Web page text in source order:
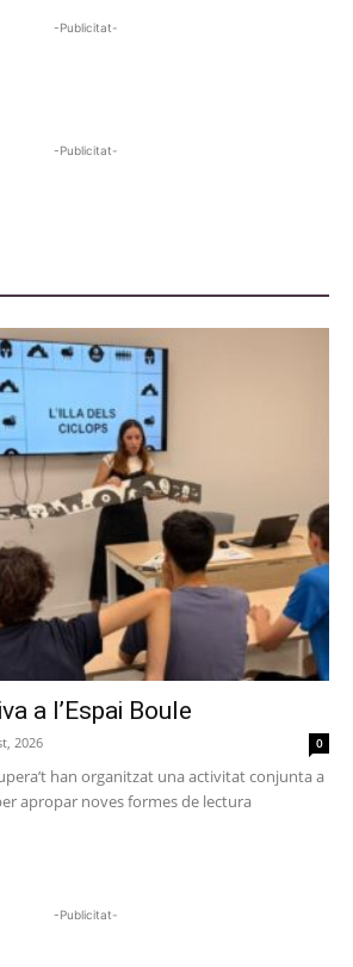
-Publicitat-
-Publicitat-
a l’Espai Boule
2026 0
han organitzat una activitat conjunta a
apropar noves formes de lectura
-Publicitat-